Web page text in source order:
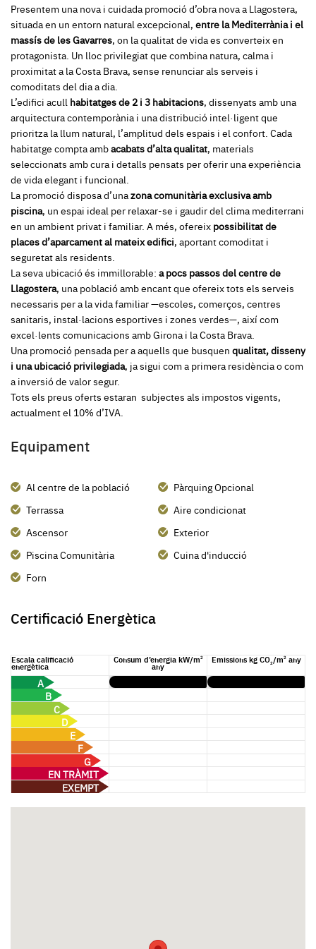
Presentem una nova i cuidada promoció d’obra nova a Llagostera,
situada en un entorn natural excepcional, entre la Mediterrània i el
massís de les Gavarres, on la qualitat de vida es converteix en
protagonista. Un lloc privilegiat que combina natura, calma i
proximitat a la Costa Brava, sense renunciar als serveis i
comoditats del dia a dia.
L’edifici acull habitatges de 2 i 3 habitacions, dissenyats amb una
arquitectura contemporània i una distribució intel·ligent que
prioritza la llum natural, l’amplitud dels espais i el confort. Cada
habitatge compta ambacabats d’alta qualitat, materials
seleccionats amb cura i detalls pensats per oferir una experiència
de vida elegant i funcional.
La promoció disposa d’unazona comunitària exclusiva amb
piscina, un espai ideal per relaxar-se i gaudir del clima mediterrani
en un ambient privat i familiar. A més, ofereix possibilitat de
places d’aparcament al mateix edifici, aportant comoditat i
seguretat als residents.
La seva ubicació és immillorable: a pocs passos del centre de
Llagostera, una població amb encant que ofereix tots els serveis
necessaris per a la vida familiar —escoles, comerços, centres
sanitaris, instal·lacions esportives i zones verdes—, així com
excel·lents comunicacions amb Girona i la Costa Brava.
Una promoció pensada per a aquells que busquen qualitat, disseny
i una ubicació privilegiada, ja sigui com a primera residència o com
a inversió de valor segur.
Tots els preus oferts estaran subjectes als impostos vigents,
actualment el 10% d’IVA.
Equipament
Al centre de la població
Pàrquing Opcional
Terrassa
Aire condicionat
Ascensor
Exterior
Piscina Comunitària
Cuina d'inducció
Forn
Certificació Energètica
Escala calificació
energètica
Consum d’energia kW/m2
any
Emissions kg CO2/m2any
A
B
C
D
E
F
G
EN TRÀMIT
EXEMPT